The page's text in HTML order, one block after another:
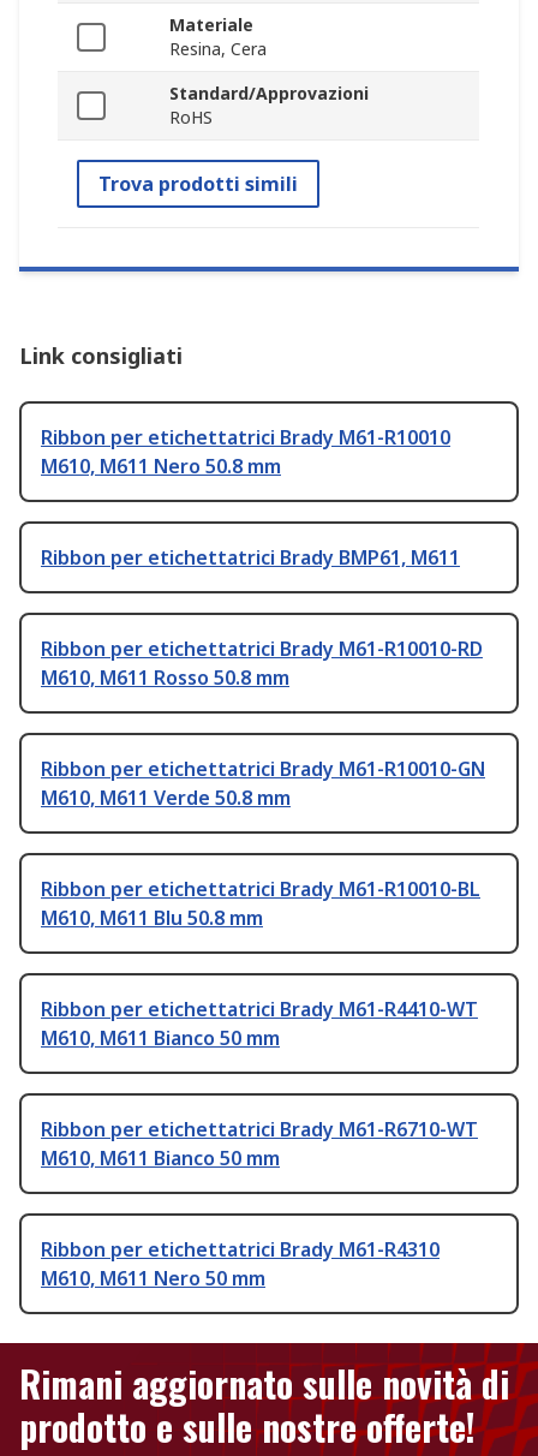
Materiale
Resina, Cera
Standard/Approvazioni
RoHS
Trova prodotti simili
Link consigliati
Ribbon per etichettatrici Brady M61-R10010
M610, M611 Nero 50.8 mm
Ribbon per etichettatrici Brady BMP61, M611
Ribbon per etichettatrici Brady M61-R10010-RD
M610, M611 Rosso 50.8 mm
Ribbon per etichettatrici Brady M61-R10010-GN
M610, M611 Verde 50.8 mm
Ribbon per etichettatrici Brady M61-R10010-BL
M610, M611 Blu 50.8 mm
Ribbon per etichettatrici Brady M61-R4410-WT
M610, M611 Bianco 50 mm
Ribbon per etichettatrici Brady M61-R6710-WT
M610, M611 Bianco 50 mm
Ribbon per etichettatrici Brady M61-R4310
M610, M611 Nero 50 mm
Rimani aggiornato sulle novità di
prodotto e sulle nostre offerte!